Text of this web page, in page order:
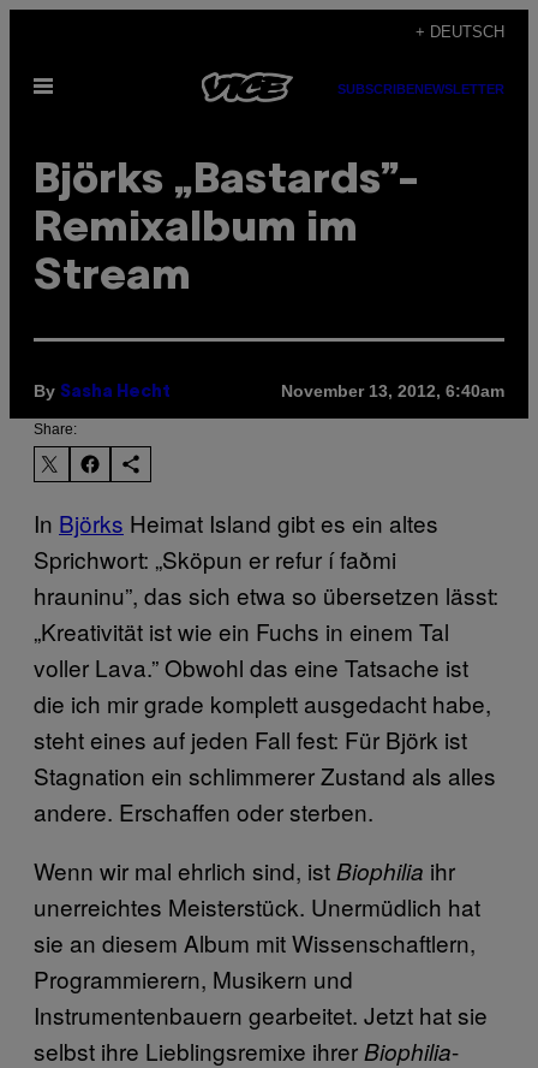
content
+ DEUTSCH
Open
SUBSCRIBENEWSLETTER
Björks „Bastards”-
Remixalbum im
Stream
By Sasha Hecht November 13, 2012, 6:40am
Share:
In Björks Heimat Island gibt es ein altes
Sprichwort: „Sköpun er refur í faðmi
hrauninu”, das sich etwa so übersetzen lässt:
„Kreativität ist wie ein Fuchs in einem Tal
voller Lava.” Obwohl das eine Tatsache ist
die ich mir grade komplett ausgedacht habe,
steht eines auf jeden Fall fest: Für Björk ist
Stagnation ein schlimmerer Zustand als alles
andere. Erschaffen oder sterben.
Wenn wir mal ehrlich sind, ist Biophilia ihr
unerreichtes Meisterstück. Unermüdlich hat
sie an diesem Album mit Wissenschaftlern,
Programmierern, Musikern und
Instrumentenbauern gearbeitet. Jetzt hat sie
selbst ihre Lieblingsremixe ihrer Biophilia-